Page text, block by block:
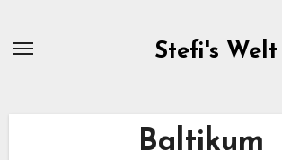
Stefi's Welt
Baltikum